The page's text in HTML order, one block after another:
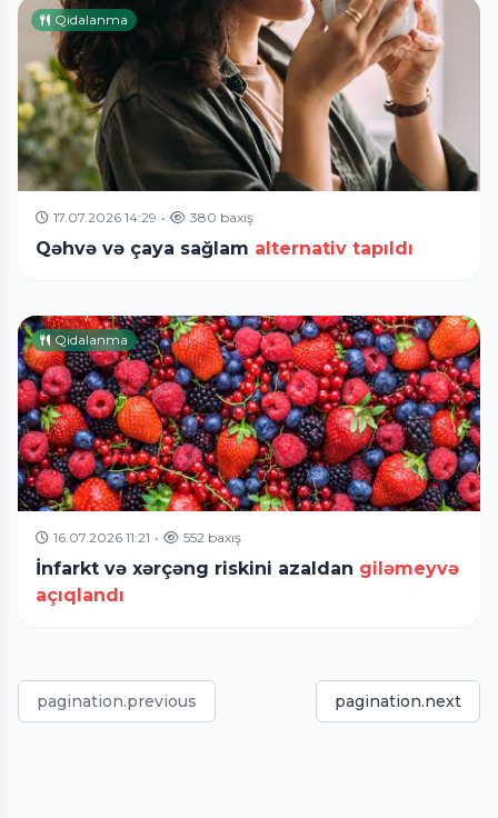
Qidalanma
17.07.2026 14:29 • 380 baxış
Qəhvə və çaya sağlam alternativ tapıldı
Qidalanma
16.07.2026 11:21 • 552 baxış
İnfarkt və xərçəng riskini azaldan giləmeyvə
açıqlandı
pagination.previous pagination.next